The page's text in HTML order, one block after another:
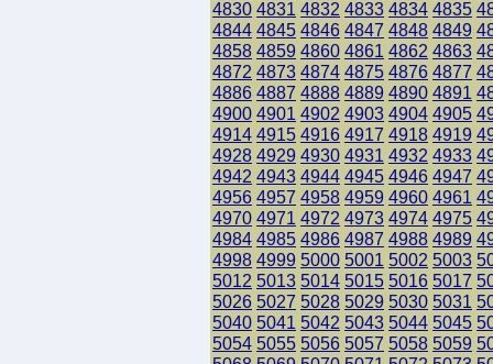
4830 4831 4832 4833 4834 4835
4844 4845 4846 4847 4848 4849
4858 4859 4860 4861 4862 4863
4872 4873 4874 4875 4876 4877
4886 4887 4888 4889 4890 4891
4900 4901 4902 4903 4904 4905
4914 4915 4916 4917 4918 4919
4928 4929 4930 4931 4932 4933
4942 4943 4944 4945 4946 4947
4956 4957 4958 4959 4960 4961
4970 4971 4972 4973 4974 4975
4984 4985 4986 4987 4988 4989
4998 4999 5000 5001 5002 5003
5012 5013 5014 5015 5016 5017
5026 5027 5028 5029 5030 5031
5040 5041 5042 5043 5044 5045
5054 5055 5056 5057 5058 5059